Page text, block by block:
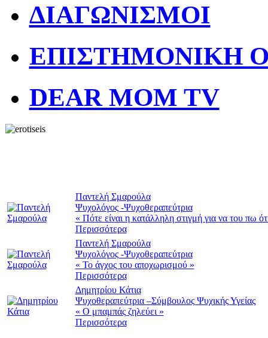
ΔΙΑΓΩΝΙΣΜΟΙ
ΕΠΙΣΤΗΜΟΝΙΚΗ
DEAR MOM TV
Παντελή Σμαρούλα
Ψυχολόγος -Ψυχοθεραπεύτρια
« Πότε είναι η κατάλληλη στιγμή για να του πω
Περισσότερα
Παντελή Σμαρούλα
Ψυχολόγος -Ψυχοθεραπεύτρια
« Το άγχος του αποχωρισμού »
Περισσότερα
Δημητρίου Κάτια
Ψυχοθεραπεύτρια –Σύμβουλος Ψυχικής Υγείας
« Ο μπαμπάς ζηλεύει »
Περισσότερα